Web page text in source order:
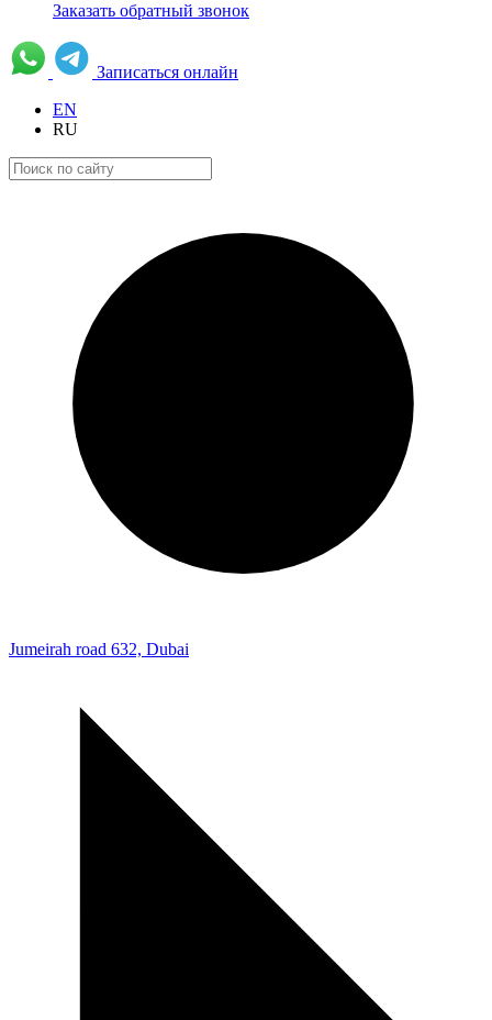
Заказать обратный звонок
Записаться онлайн
EN
RU
Jumeirah road 632, Dubai